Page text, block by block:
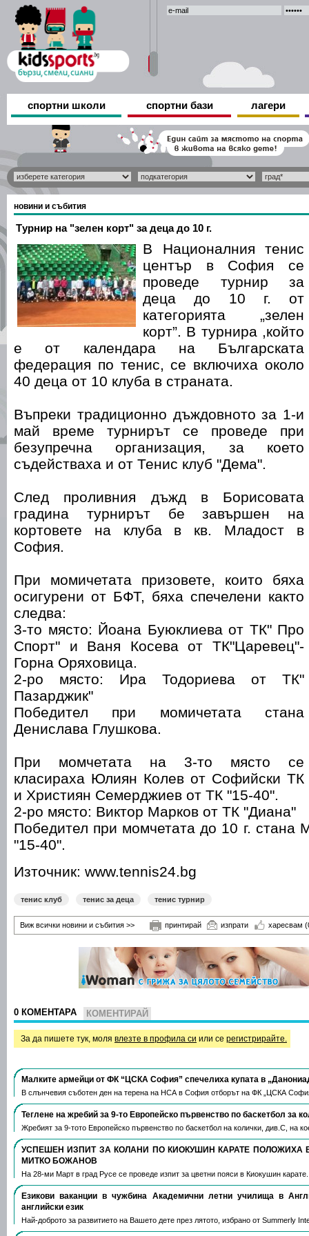
спортни школи спортни бази лагери
новини и събития
Tурнир на "зелен корт" за деца до 10 г.
В Националния тенис
център в София се
проведе турнир за
деца до 10 г. от
категорията „зелен
корт”. В турнира ,който
е от календара на Българската
федерация по тенис, се включиха около
40 деца от 10 клуба в страната.
Въпреки традиционно дъждовното за 1-и
май време турнирът се проведе при
безупречна организация, за което
съдействаха и от Тенис клуб "Дема".
След проливния дъжд в Борисовата
градина турнирът бе завършен на
кортовете на клуба в кв. Младост в
София.
При момичетата призовете, които бяха
осигурени от БФТ, бяха спечелени както
следва:
3-то място: Йоана Буюклиева от ТК" Про
Спорт" и Ваня Косева от ТК"Царевец"-
Горна Оряховица.
2-ро място: Ира Тодориева от ТК"
Пазарджик"
Победител при момичетата стана
Денислава Глушкова.
При момчетата на 3-то място се
класираха Юлиян Колев от Софийски ТК
и Християн Семерджиев от ТК "15-40".
2-ро място: Виктор Марков от ТК "Диана"
Победител при момчетата до 10 г. стана
"15-40".
Източник: www.tennis24.bg
тенис клуб тенис за деца тенис турнир
Виж всички новини и събития >> принтирай изпрати харесвам
0 КОМЕНТАРА КОМЕНТИРАЙ
За да пишете тук, моля влезте в профила си или се регистрирайте.
Малките армейци от ФК “ЦСКА София” спечелиха купата в
В слънчевия съботен ден на терена на НСА в София отборът на ФК „ЦСКА
Теглене на жребий за 9-то Европейско първенство по баскетбол за
Жребият за 9-тото Европейско първенство по баскетбол на колички, див.С, на
УСПЕШЕН ИЗПИТ ЗА КОЛАНИ ПО КИОКУШИН КАРАТЕ ПОЛОЖИХА
МИТКО БОЖАНОВ
На 28-ми Март в град Русе се проведе изпит за цветни пояси в Киокушин
Езикови ваканции​ в чужбина Академични летни училища в
английски език
Най-доброто за развитието на Вашето дете през лятото, избрано от Summerly